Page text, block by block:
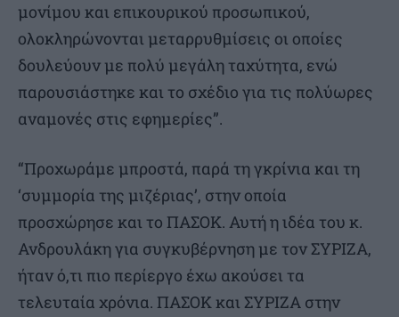
μονίμου και επικουρικού προσωπικού,
ολοκληρώνονται μεταρρυθμίσεις οι οποίες
δουλεύουν με πολύ μεγάλη ταχύτητα, ενώ
παρουσιάστηκε και το σχέδιο για τις πολύωρες
αναμονές στις εφημερίες”.
“Προχωράμε μπροστά, παρά τη γκρίνια και τη
‘συμμορία της μιζέριας’, στην οποία
προσχώρησε και το ΠΑΣΟΚ. Αυτή η ιδέα του κ.
Ανδρουλάκη για συγκυβέρνηση με τον ΣΥΡΙΖΑ,
ήταν ό,τι πιο περίεργο έχω ακούσει τα
τελευταία χρόνια. ΠΑΣΟΚ και ΣΥΡΙΖΑ στην